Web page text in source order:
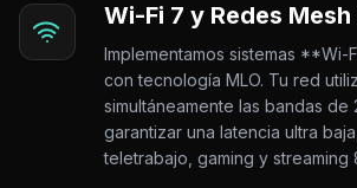
Wi-Fi 7 y Redes
Implementamos sistemas **Wi-
con tecnología MLO. Tu red
simultáneamente las bandas de
garantizar una latencia ultra
teletrabajo, gaming y streaming